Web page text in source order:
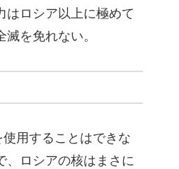
はロシア以上に極めて
を免れない。
用することはできな
、ロシアの核はまさに